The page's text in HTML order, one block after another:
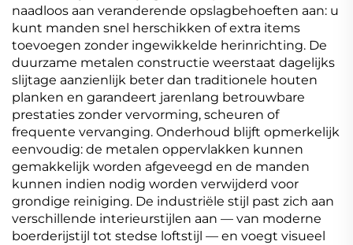
naadloos aan veranderende opslagbehoeften aan: u
kunt manden snel herschikken of extra items
toevoegen zonder ingewikkelde herinrichting. De
duurzame metalen constructie weerstaat dagelijks
slijtage aanzienlijk beter dan traditionele houten
planken en garandeert jarenlang betrouwbare
prestaties zonder vervorming, scheuren of
frequente vervanging. Onderhoud blijft opmerkelijk
eenvoudig: de metalen oppervlakken kunnen
gemakkelijk worden afgeveegd en de manden
kunnen indien nodig worden verwijderd voor
grondige reiniging. De industriële stijl past zich aan
verschillende interieurstijlen aan — van moderne
boerderijstijl tot stedse loftstijl — en voegt visueel